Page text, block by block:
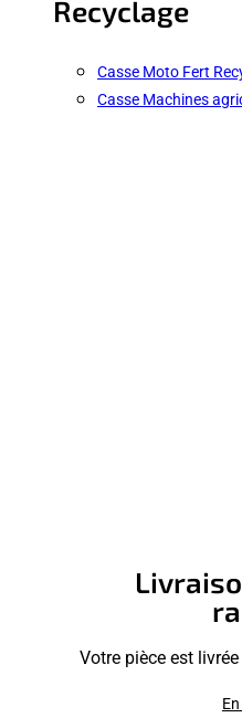
Recyclage
Casse Moto Fert
Casse Machines
Votre pièce est